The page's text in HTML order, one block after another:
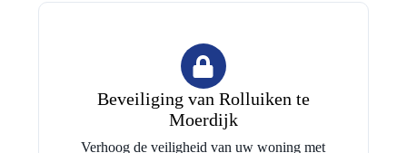
Beveiliging van Rolluiken te
Moerdijk
Verhoog de veiligheid van uw woning met